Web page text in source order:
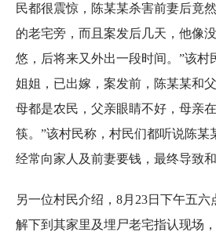
民都很震惊，陈某某杀害前妻后竟
的老宅旁，而且案发后几天，他像
悠，后将来又外出一段时间。”该村
姐姐，已出嫁，案发前，陈某某和
母都是农民，父亲眼睛不好，母亲
筷。”该村民称，村民们都听说陈某
经常向家人及前妻要钱，最终导致和
另一位村民介绍，8月23日下午五
解下到其家里及埋尸老宅指认现场